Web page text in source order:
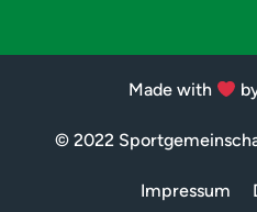
Made with
© 2022
Impressum